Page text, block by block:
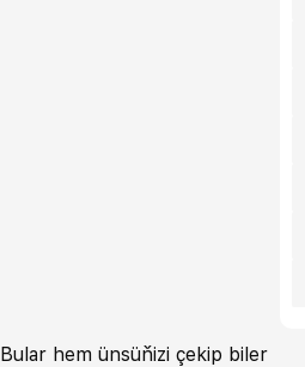
Bular hem ünsüňizi çekip biler